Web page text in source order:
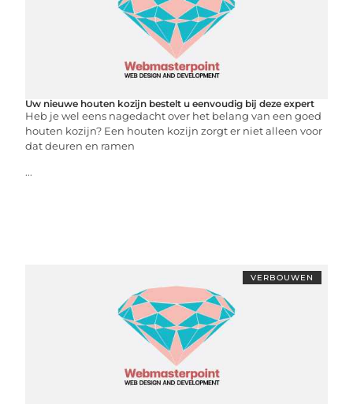
Uw nieuwe houten kozijn bestelt u eenvoudig bij deze expert
Heb je wel eens nagedacht over het belang van een goed
houten kozijn? Een houten kozijn zorgt er niet alleen voor
dat deuren en ramen
...
VERBOUWEN